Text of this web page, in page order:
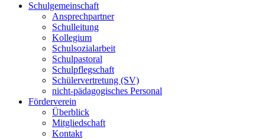
Schulgemeinschaft
Ansprechpartner
Schulleitung
Kollegium
Schulsozialarbeit
Schulpastoral
Schulpflegschaft
Schülervertretung (SV)
nicht-pädagogisches Personal
Förderverein
Überblick
Mitgliedschaft
Kontakt